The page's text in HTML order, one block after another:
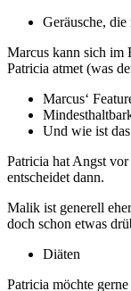
Geräusche,
Marcus kann sich im
Patricia atmet (was
Marcus‘
Und wie ist
Patricia hat Angst
entscheidet dann.
Malik ist generell
doch schon etwas
Diäten
Patricia möchte